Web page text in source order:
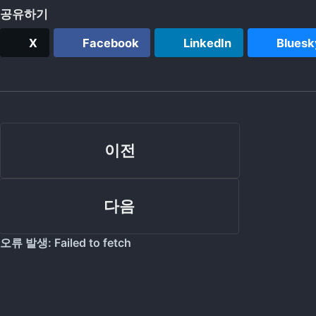
공유하기
X Facebook LinkedIn
이전
다음